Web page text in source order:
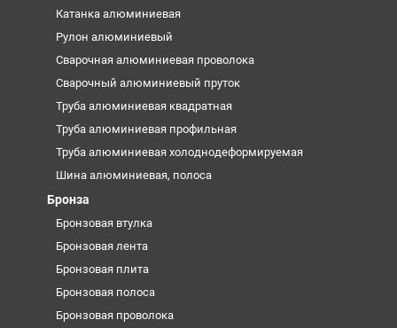
Катанка алюминиевая
Рулон алюминиевый
Сварочная алюминиевая проволока
Сварочный алюминиевый пруток
Труба алюминиевая квадратная
Труба алюминиевая профильная
Труба алюминиевая холоднодеформируемая
Шина алюминиевая, полоса
Бронза
Бронзовая втулка
Бронзовая лента
Бронзовая плита
Бронзовая полоса
Бронзовая проволока